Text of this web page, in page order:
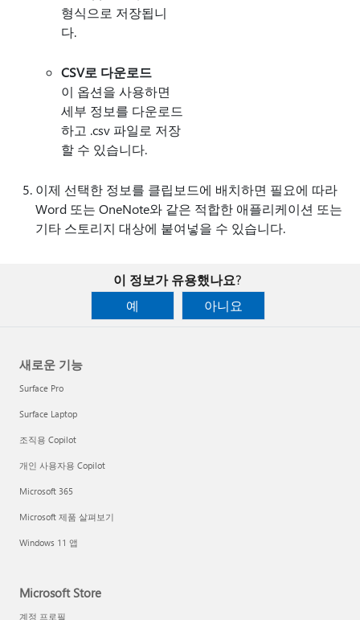
형식으로 저장됩니
다.
CSV로 다운로드
이 옵션을 사용하면
세부 정보를 다운로드
하고 .csv 파일로 저장
할 수 있습니다.
이제 선택한 정보를 클립보드에 배치하면 필요에 따라
Word 또는 OneNote와 같은 적합한 애플리케이션 또는
기타 스토리지 대상에 붙여넣을 수 있습니다.
이 정보가 유용했나요?
예
아니요
새로운 기능
Surface Pro
Surface Laptop
조직용 Copilot
개인 사용자용 Copilot
Microsoft 365
Microsoft 제품 살펴보기
Windows 11 앱
Microsoft Store
계정 프로필